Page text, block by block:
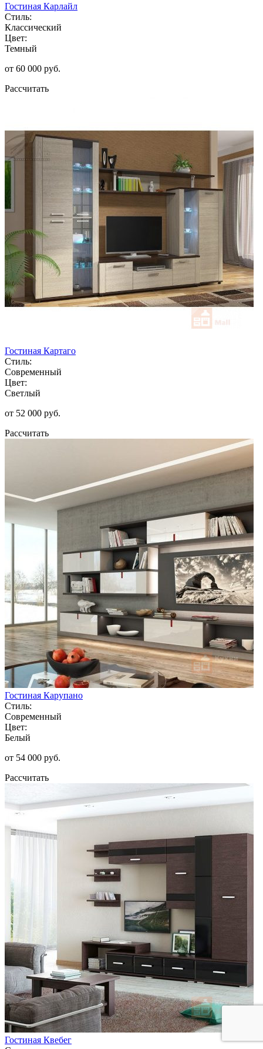
Гостиная Карлайл
Стиль:
Классический
Цвет:
Темный
от 60 000 руб.
Рассчитать
Гостиная Картаго
Стиль:
Современный
Цвет:
Светлый
от 52 000 руб.
Рассчитать
Гостиная Карупано
Стиль:
Современный
Цвет:
Белый
от 54 000 руб.
Рассчитать
Гостиная Квебег